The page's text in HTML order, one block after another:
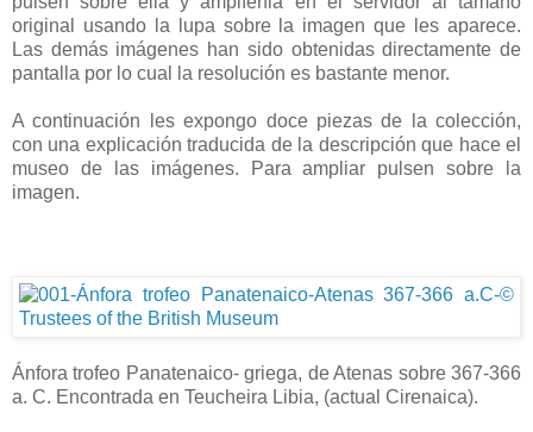
original usando la lupa sobre la imagen que les aparece.
Las demás imágenes han sido obtenidas directamente de
pantalla por lo cual la resolución es bastante menor.
A continuación les expongo doce piezas de la colección,
con una explicación traducida de la descripción que hace el
museo de las imágenes. Para ampliar pulsen sobre la
imagen.
Ánfora trofeo Panatenaico- griega, de Atenas sobre 367-366
a. C. Encontrada en Teucheira Libia, (actual Cirenaica).